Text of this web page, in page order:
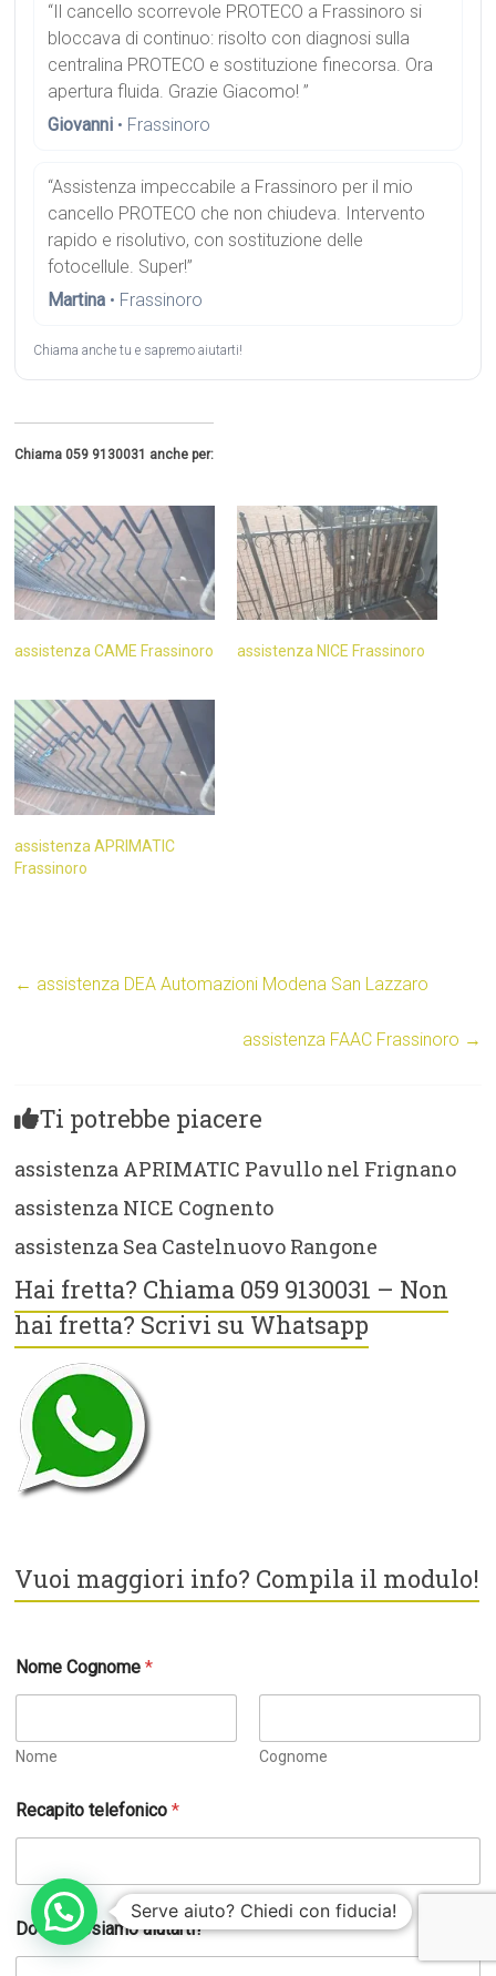
“Il cancello scorrevole PROTECO a Frassinoro si
bloccava di continuo: risolto con diagnosi sulla
centralina PROTECO e sostituzione finecorsa. Ora
apertura fluida. Grazie Giacomo! ”
Giovanni • Frassinoro
“Assistenza impeccabile a Frassinoro per il mio
cancello PROTECO che non chiudeva. Intervento
rapido e risolutivo, con sostituzione delle
fotocellule. Super!”
Martina • Frassinoro
Chiama anche tu e sapremo aiutarti!
Chiama 059 9130031 anche per:
assistenza CAME Frassinoro assistenza NICE Frassinoro
assistenza APRIMATIC
Frassinoro
← assistenza DEA Automazioni Modena San Lazzaro
assistenza FAAC Frassinoro →
Ti potrebbe piacere
assistenza APRIMATIC Pavullo nel Frignano
assistenza NICE Cognento
assistenza Sea Castelnuovo Rangone
Hai fretta? Chiama 059 9130031 – Non
hai fretta? Scrivi su Whatsapp
Vuoi maggiori info? Compila il modulo!
Nome Cognome*
Nome Cognome
Recapito telefonico*
Dove possiamo aiutarti?*
Serve aiuto? Chiedi con fiducia!